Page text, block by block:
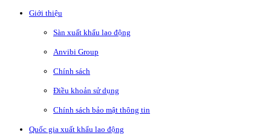
Giới thiệu
Sàn xuất khẩu lao động
Anvibi Group
Chính sách
Điều khoản sử dụng
Chính sách bảo mật thông tin
Quốc gia xuất khẩu lao động